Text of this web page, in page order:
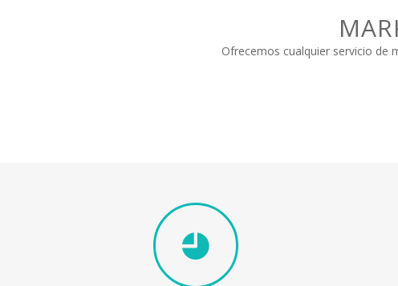
Ofrecemos cualquier servicio de